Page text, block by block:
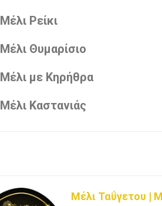
Μέλι Ρείκι
Μέλι Θυμαρίσιο
Μέλι με Κηρήθρα
Μέλι Καστανιάς
Μέλι Ταΰγετου |